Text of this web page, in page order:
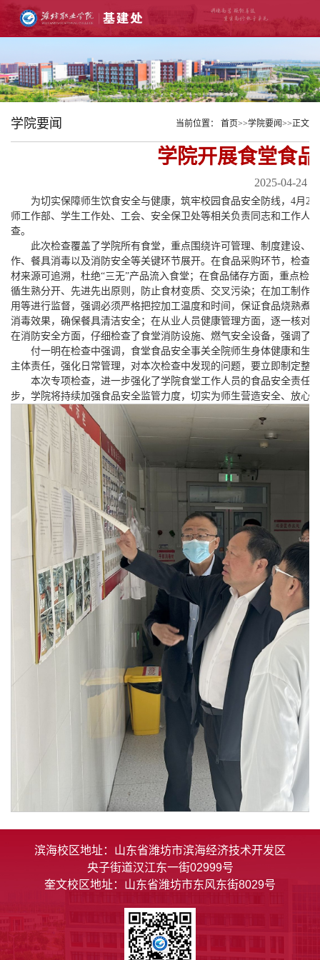
当前位置： 首页>>学院要闻>>正文
学院要闻
学院开展食堂食
2025-04-24
为切实保障师生饮食安全与健康，筑牢校园食品安全防线，4月
师工作部、学生工作处、工会、安全保卫处等相关负责同志和工作人
查。
此次检查覆盖了学院所有食堂，重点围绕许可管理、制度建设、
作、餐具消毒以及消防安全等关键环节展开。在食品采购环节，检查
材来源可追溯，杜绝“三无”产品流入食堂；在食品储存方面，重点检
循生熟分开、先进先出原则，防止食材变质、交叉污染；在加工制作
用等进行监督，强调必须严格把控加工温度和时间，保证食品烧熟煮
消毒效果，确保餐具清洁安全；在从业人员健康管理方面，逐一核对
在消防安全方面，仔细检查了食堂消防设施、燃气安全设备，强调了
付一明在检查中强调，食堂食品安全事关全院师生身体健康和生
主体责任，强化日常管理，对本次检查中发现的问题，要立即制定整
本次专项检查，进一步强化了学院食堂工作人员的食品安全责任
步，学院将持续加强食品安全监管力度，切实为师生营造安全、放心
滨海校区地址：山东省潍坊市滨海经济技术开发区
央子街道汉江东一街02999号
奎文校区地址：山东省潍坊市东风东街8029号